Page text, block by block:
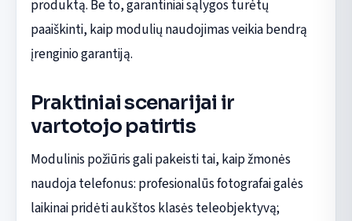
produktą. Be to, garantiniai sąlygos turėtų
paaiškinti, kaip modulių naudojimas veikia bendrą
įrenginio garantiją.
Praktiniai scenarijai ir
vartotojo patirtis
Modulinis požiūris gali pakeisti tai, kaip žmonės
naudoja telefonus: profesionalūs fotografai galės
laikinai pridėti aukštos klasės teleobjektyvą;